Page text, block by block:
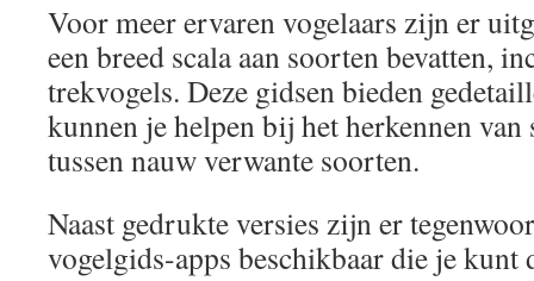
Voor meer ervaren vogelaars zijn er
een breed scala aan soorten bevatten,
trekvogels. Deze gidsen bieden
kunnen je helpen bij het herkennen
tussen nauw verwante soorten.
Naast gedrukte versies zijn er
vogelgids-apps beschikbaar die je kunt